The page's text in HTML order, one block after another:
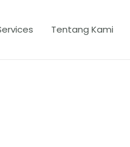
Tentang Kami